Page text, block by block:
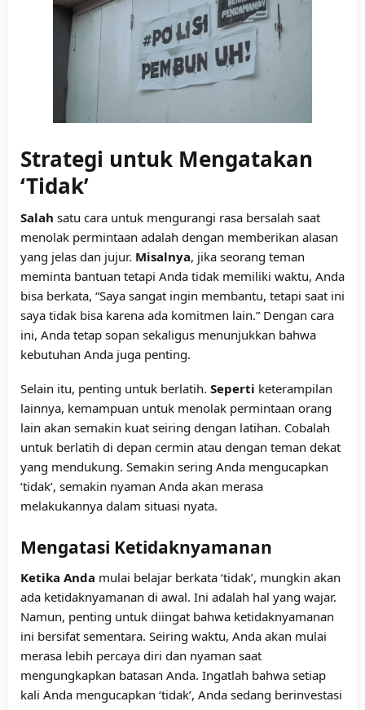
Strategi untuk Mengatakan
‘Tidak’
Salah satu cara untuk mengurangi rasa bersalah saat
menolak permintaan adalah dengan memberikan alasan
yang jelas dan jujur. Misalnya, jika seorang teman
meminta bantuan tetapi Anda tidak memiliki waktu, Anda
bisa berkata, “Saya sangat ingin membantu, tetapi saat ini
saya tidak bisa karena ada komitmen lain.” Dengan cara
ini, Anda tetap sopan sekaligus menunjukkan bahwa
kebutuhan Anda juga penting.
Selain itu, penting untuk berlatih. Seperti keterampilan
lainnya, kemampuan untuk menolak permintaan orang
lain akan semakin kuat seiring dengan latihan. Cobalah
untuk berlatih di depan cermin atau dengan teman dekat
yang mendukung. Semakin sering Anda mengucapkan
‘tidak’, semakin nyaman Anda akan merasa
melakukannya dalam situasi nyata.
Mengatasi Ketidaknyamanan
Ketika Anda mulai belajar berkata ‘tidak’, mungkin akan
ada ketidaknyamanan di awal. Ini adalah hal yang wajar.
Namun, penting untuk diingat bahwa ketidaknyamanan
ini bersifat sementara. Seiring waktu, Anda akan mulai
merasa lebih percaya diri dan nyaman saat
mengungkapkan batasan Anda. Ingatlah bahwa setiap
kali Anda mengucapkan ‘tidak’, Anda sedang berinvestasi